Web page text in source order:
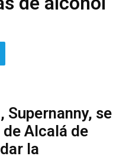
Supernanny, se
Alcalá de
la